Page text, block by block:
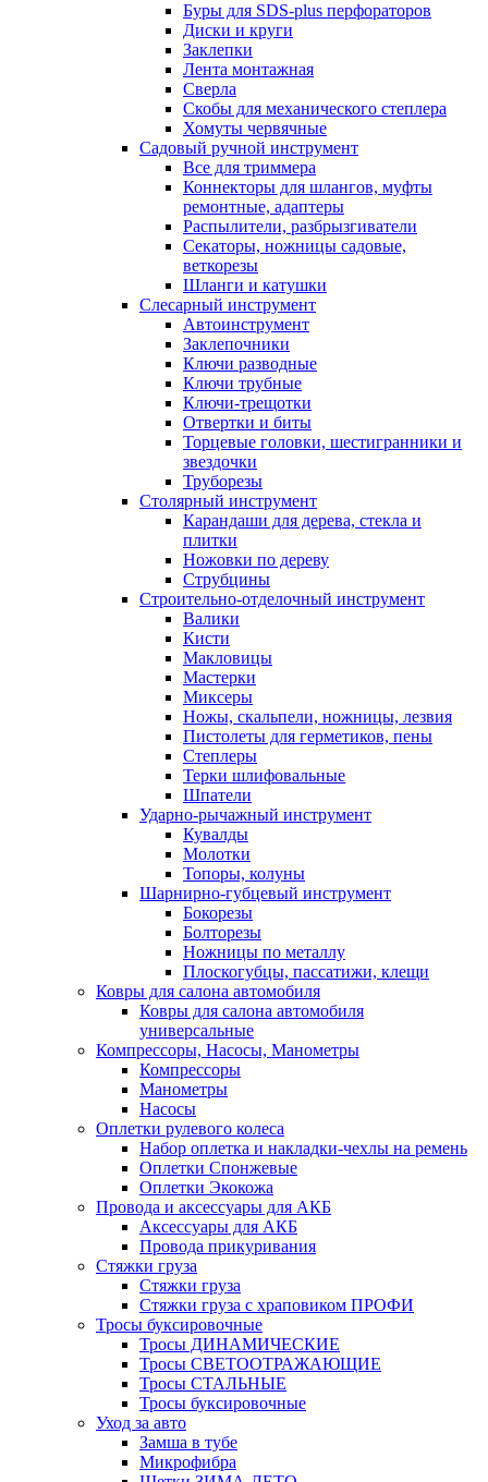
Буры для SDS-plus перфораторов
Диски и круги
Заклепки
Лента монтажная
Сверла
Скобы для механического степлера
Хомуты червячные
Садовый ручной инструмент
Все для триммера
Коннекторы для шлангов, муфты
ремонтные, адаптеры
Распылители, разбрызгиватели
Секаторы, ножницы садовые,
веткорезы
Шланги и катушки
Слесарный инструмент
Автоинструмент
Заклепочники
Ключи разводные
Ключи трубные
Ключи-трещотки
Отвертки и биты
Торцевые головки, шестигранники и
звездочки
Труборезы
Столярный инструмент
Карандаши для дерева, стекла и
плитки
Ножовки по дереву
Струбцины
Строительно-отделочный инструмент
Валики
Кисти
Макловицы
Мастерки
Миксеры
Ножы, скальпели, ножницы, лезвия
Пистолеты для герметиков, пены
Степлеры
Терки шлифовальные
Шпатели
Ударно-рычажный инструмент
Кувалды
Молотки
Топоры, колуны
Шарнирно-губцевый инструмент
Бокорезы
Болторезы
Ножницы по металлу
Плоскогубцы, пассатижи, клещи
Ковры для салона автомобиля
Ковры для салона автомобиля
универсальные
Компрессоры, Насосы, Манометры
Компрессоры
Манометры
Насосы
Оплетки рулевого колеса
Набор оплетка и накладки-чехлы на ремень
Оплетки Спонжевые
Оплетки Экокожа
Провода и аксессуары для АКБ
Аксессуары для АКБ
Провода прикуривания
Стяжки груза
Стяжки груза
Стяжки груза с храповиком ПРОФИ
Тросы буксировочные
Тросы ДИНАМИЧЕСКИЕ
Тросы СВЕТООТРАЖАЮЩИЕ
Тросы СТАЛЬНЫЕ
Тросы буксировочные
Уход за авто
Замша в тубе
Микрофибра